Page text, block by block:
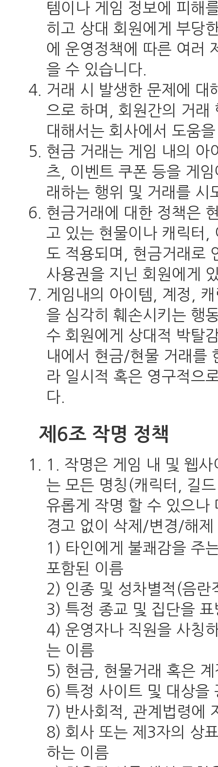
템이나 게임 정보에 피해
히고 상대 회원에게 부당
에 운영정책에 따른 여러
을 수 있습니다.
거래 시 발생한 문제에 대
으로 하며, 회원간의 거래
대해서는 회사에서 도움
현금 거래는 게임 내의
츠, 이벤트 쿠폰 등을 게
래하는 행위 및 거래를 시
현금거래에 대한 정책은
고 있는 현물이나 캐릭터,
도 적용되며, 현금거래로
사용권을 지닌 회원에게
게임내의 아이템, 계정,
을 심각히 훼손시키는 행
수 회원에게 상대적 박탈
내에서 현금/현물 거래를
라 일시적 혹은 영구적으
다.
제6조 작명 정책
1. 작명은 게임 내 및 웹
는 모든 명칭(캐릭터, 길
유롭게 작명 할 수 있으나
경고 없이 삭제/변경/해
1) 타인에게 불쾌감을 주
포함된 이름
2) 인종 및 성차별적(음란
3) 특정 종교 및 집단을
4) 운영자나 직원을 사칭
는 이름
5) 현금, 현물거래 혹은
6) 특정 사이트 및 대상을
7) 반사회적, 관계법령에
8) 회사 또는 제3자의 상
하는 이름